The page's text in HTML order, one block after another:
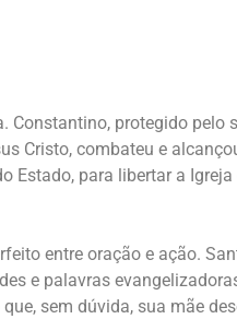
Constantino, protegido pelo
Cristo, combateu e
Estado, para libertar a
entre oração e ação.
e palavras
sem dúvida, sua mãe